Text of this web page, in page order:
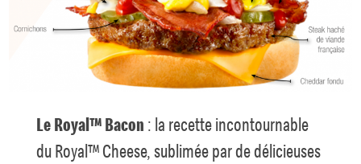
Le Royal™ Bacon : la recette incontournable
du Royal™ Cheese, sublimée par de délicieuses